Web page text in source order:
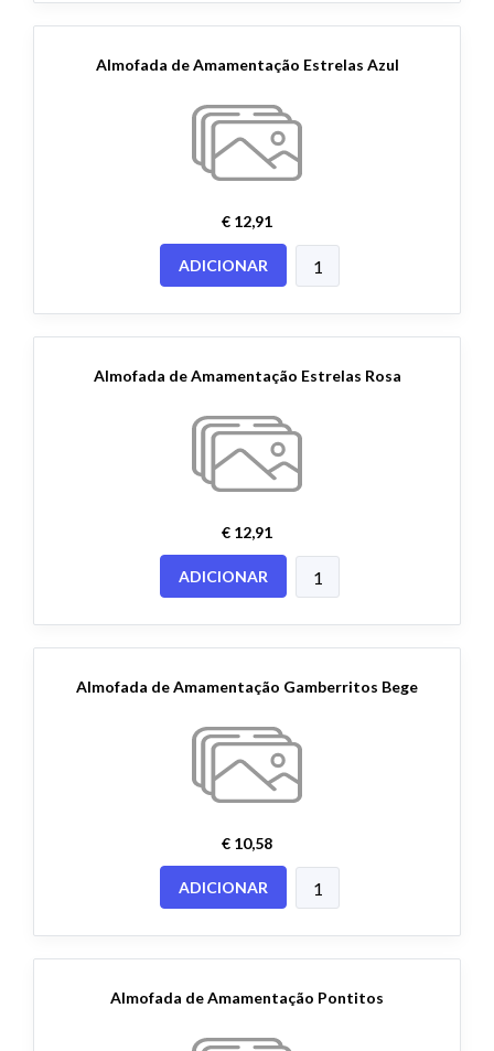
Almofada de Amamentação Estrelas Azul
€ 12,91
ADICIONAR
Almofada de Amamentação Estrelas Rosa
€ 12,91
ADICIONAR
Almofada de Amamentação Gamberritos Bege
€ 10,58
ADICIONAR
Almofada de Amamentação Pontitos